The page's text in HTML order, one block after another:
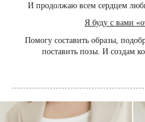
И продолжаю всем сердцем
Я буду с вами
Помогу составить образы,
поставить позы. И создам